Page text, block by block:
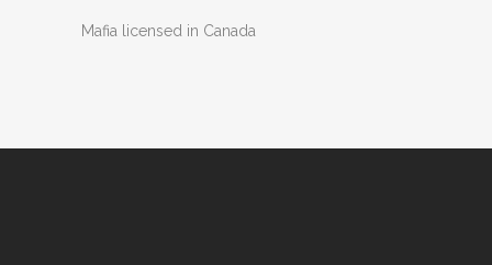
Mafia licensed in Canada